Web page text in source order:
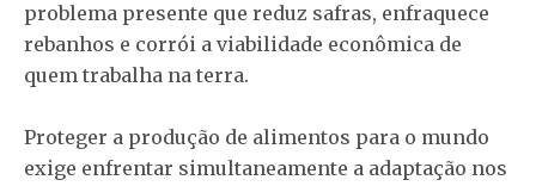
problema presente que reduz safras, enfraquece
rebanhos e corrói a viabilidade econômica de
quem trabalha na terra.
Proteger a produção de alimentos para o mundo
exige enfrentar simultaneamente a adaptação nos